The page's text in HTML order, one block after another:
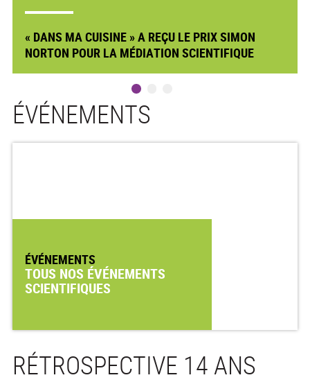
« DANS MA CUISINE » A REÇU LE PRIX SIMON
NORTON POUR LA MÉDIATION SCIENTIFIQUE
ÉVÉNEMENTS
ÉVÉNEMENTS
TOUS NOS ÉVÉNEMENTS
SCIENTIFIQUES
RÉTROSPECTIVE 14 ANS